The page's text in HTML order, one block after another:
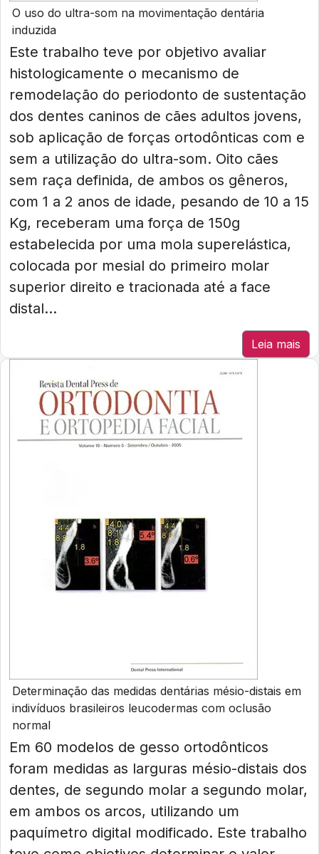
O uso do ultra-som na movimentação dentária
induzida
Este trabalho teve por objetivo avaliar
histologicamente o mecanismo de
remodelação do periodonto de sustentação
dos dentes caninos de cães adultos jovens,
sob aplicação de forças ortodônticas com e
sem a utilização do ultra-som. Oito cães
sem raça definida, de ambos os gêneros,
com 1 a 2 anos de idade, pesando de 10 a 15
Kg, receberam uma força de 150g
estabelecida por uma mola superelástica,
colocada por mesial do primeiro molar
superior direito e tracionada até a face
distal...
Leia mais
Determinação das medidas dentárias mésio-distais em
indivíduos brasileiros leucodermas com oclusão
normal
Em 60 modelos de gesso ortodônticos
foram medidas as larguras mésio-distais dos
dentes, de segundo molar a segundo molar,
em ambos os arcos, utilizando um
paquímetro digital modificado. Este trabalho